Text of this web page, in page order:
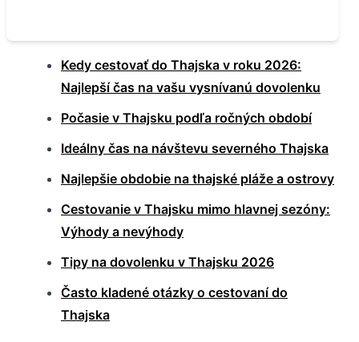
Kedy cestovať do Thajska v roku 2026:
Najlepší čas na vašu vysnívanú dovolenku
Počasie v Thajsku podľa ročných období
Ideálny čas na návštevu severného Thajska
Najlepšie obdobie na thajské pláže a ostrovy
Cestovanie v Thajsku mimo hlavnej sezóny:
Výhody a nevýhody
Tipy na dovolenku v Thajsku 2026
Často kladené otázky o cestovaní do
Thajska